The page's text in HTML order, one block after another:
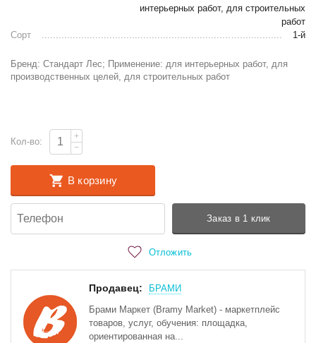
интерьерных работ, для строительных
работ
Сорт
1-й
Бренд: Стандарт Лес; Применение: для интерьерных работ, для
производственных целей, для строительных работ
Кол-во:
+
−
В корзину
Заказ в 1 клик
Отложить
Продавец:
БРАМИ
Брами Маркет (Bramy Market) - маркетплейс
товаров, услуг, обучения: площадка,
ориентированная на...